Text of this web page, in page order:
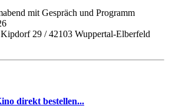
mit Gespräch und Programm
29 / 42103 Wuppertal-Elberfeld
direkt bestellen...